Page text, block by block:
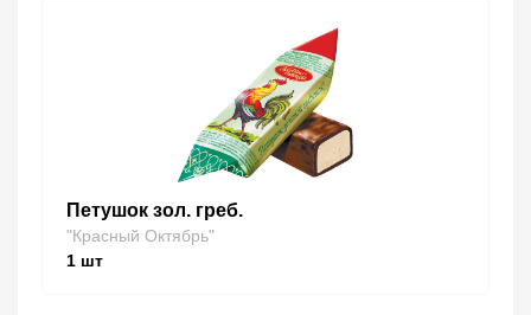
Петушок зол. греб.
"Красный Октябрь"
1 шт